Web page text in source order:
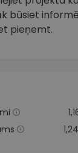
būsiet
pieņemt.